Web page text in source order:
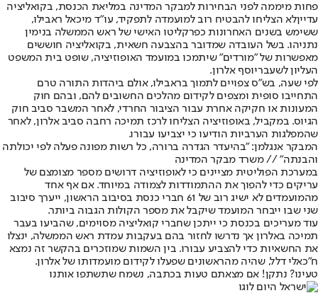
פחות מיממה לפני הבחירות למבקר המדינה במליאת הכנסת, בקואליציה
עדייןלא הצליחו להבטיח רוב למועמדה לתפקיד, עו"ד מיכאל ראבילו,
ששימש בשנים האחרונות כפרקליטו האישי של ראש הממשלה בנימין
נתניהו. בשל העובדה שמדובר בהצבעה חשאית, בקואליציה חוששים
מאפשרות של "מורדים" שיתמכו במועמד האופוזיציה, שופט בית המשפט
העליון לשעבריוסף אלרון.
לפי שעה, בש"ס צפויים לתמוך בראבילו, אולם ביהדות התורה טרם
התחייבו סופית ומצפים לקידום מהלכים החשובים להם, ובהם חוק
המעונות או חקיקה אחרת עבור הציבור החרדי, לאחר המשבר סביב חוק
הגיוס. במקביל, באופוזיציה הצליחו לרכז תמיכה רחבה סביב אלרון, לאחר
שהמפלגות הערביות הודיעו כי יצביעו עבורו.
המבקר אנגלמן: "בהיעדר הגדרה ברורה, כל רשות מפונה פעלה לפי יכולתה
והבנתה" // משרד מבקר המדינה
במערכת הפוליטית מציינים כי לאופוזיציה דרושים מספר מצומצם של
עריקים כדי להפוך את ההתמודדות לצמודה במיוחד. אם אף אחד
מהמועמדים לא ישיג רוב של 61 חברי כנסת בסיבוב הראשון, ייערך סיבוב
שני שבו ייבחר המועמד שיקבל את מספר הקולות הגבוה ביותר.
עוד מעריכים בכנסת כי ייתכן שחברי קואליציה מסוימים, שהביעו בעבר
תמיכה באלרון אך נדרשו לחזור בהם בעקבות עמדת ראש הממשלה, ינצלו
את החשאיות כדי להצביע עבורו. בין השמות שמוזכרים בהקשר זה נמצא
ח"כאלי דלל, שהיה מהראשונים שפעלו לקידום מועמדותו של אלרון.
טעינו? נתקן! אם מצאתם טעות בכתבה, נשמח שתשתפו אותנו